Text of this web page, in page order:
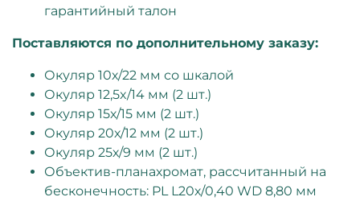
гарантийный талон
Поставляются по дополнительному заказу:
Окуляр 10х/22 мм со шкалой
Окуляр 12,5x/14 мм (2 шт.)
Окуляр 15х/15 мм (2 шт.)
Окуляр 20х/12 мм (2 шт.)
Окуляр 25х/9 мм (2 шт.)
Объектив-планахромат, рассчитанный на
бесконечность: PL L20х/0,40 WD 8,80 мм